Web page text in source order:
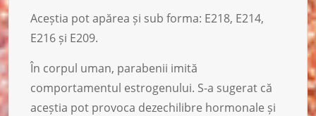
Aceștia pot apărea și sub forma: E218, E214,
E216 și E209.
În corpul uman, parabenii imită
comportamentul estrogenului. S-a sugerat că
aceștia pot provoca dezechilibre hormonale și